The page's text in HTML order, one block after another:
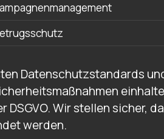
Datenschutzstandards
Wir stellen sicher,
werden.